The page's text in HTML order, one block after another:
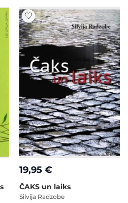
19,95 €
ČAKS un laiks
Silvija Radzobe